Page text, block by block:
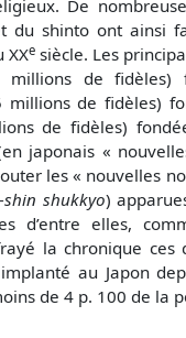
De
du shinto ont ainsi
XXesiècle. Les
millions de fidèles)
millions de fidèles)
de fidèles)
japonais «
les « nouvelles
shin shukkyo)
d’entre elles,
la chronique ces
au Japon
de 4 p. 100 de la